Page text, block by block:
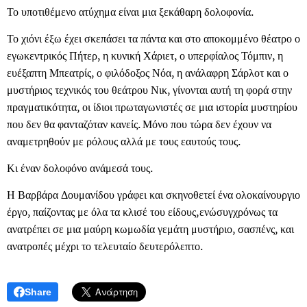
Το υποτιθέμενο ατύχημα είναι μια ξεκάθαρη δολοφονία.
Το χιόνι έξω έχει σκεπάσει τα πάντα και στο αποκομμένο θέατρο ο
εγωκεντρικός Πήτερ, η κυνική Χάριετ, ο υπερφίαλος Τόμπιν, η
ευέξαπτη Μπεατρίς, ο φιλόδοξος Νόα, η ανάλαφρη Σάρλοτ και ο
μυστήριος τεχνικός του θεάτρου Νικ, γίνονται αυτή τη φορά στην
πραγματικότητα, οι ίδιοι πρωταγωνιστές σε μια ιστορία μυστηρίου
που δεν θα φανταζόταν κανείς. Μόνο που τώρα δεν έχουν να
αναμετρηθούν με ρόλους αλλά με τους εαυτούς τους.
Κι έναν δολοφόνο ανάμεσά τους.
Η Βαρβάρα Δουμανίδου γράφει και σκηνοθετεί ένα ολοκαίνουργιο
έργο, παίζοντας με όλα τα κλισέ του είδους,ενώσυγχρόνως τα
ανατρέπει σε μια μαύρη κωμωδία γεμάτη μυστήριο, σασπένς, και
ανατροπές μέχρι το τελευταίο δευτερόλεπτο.
Share